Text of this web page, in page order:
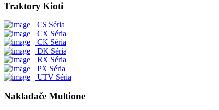
Traktory Kioti
CS Séria
CX Séria
CK Séria
DK Séria
RX Séria
PX Séria
UTV Séria
Nakladače Multione